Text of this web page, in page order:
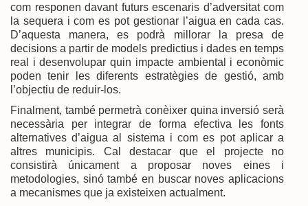
com responen davant futurs escenaris d’adversitat com
la sequera i com es pot gestionar l’aigua en cada cas.
D’aquesta manera, es podrà millorar la presa de
decisions a partir de models predictius i dades en temps
real i desenvolupar quin impacte ambiental i econòmic
poden tenir les diferents estratègies de gestió, amb
l’objectiu de reduir-los.
Finalment, també permetrà conèixer quina inversió serà
necessària per integrar de forma efectiva les fonts
alternatives d’aigua al sistema i com es pot aplicar a
altres municipis. Cal destacar que el projecte no
consistirà únicament a proposar noves eines i
metodologies, sinó també en buscar noves aplicacions
a mecanismes que ja existeixen actualment.